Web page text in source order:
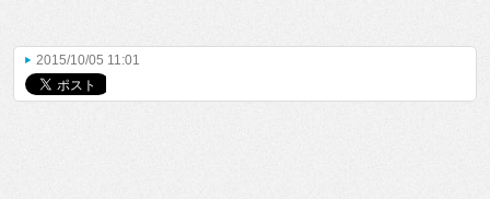
2015/10/05 11:01